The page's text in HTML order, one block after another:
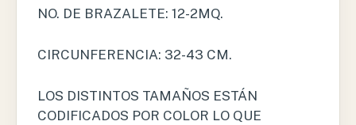
NO. DE BRAZALETE: 12-2MQ.
CIRCUNFERENCIA: 32-43 CM.
LOS DISTINTOS TAMAÑOS ESTÁN
CODIFICADOS POR COLOR LO QUE